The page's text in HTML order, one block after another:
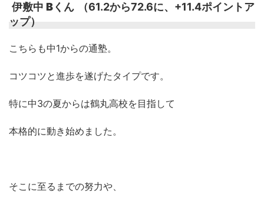
伊敷中 Bくん
（61.2から72.6に、+11.4ポイントア
ップ）
こちらも中1からの通塾。
コツコツと進歩を遂げたタイプです。
特に中3の夏からは鶴丸高校を目指して
本格的に動き始めました。
そこに至るまでの努力や、